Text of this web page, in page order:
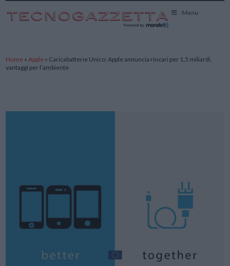
Menu
Home »Apple » Caricabatterie Unico: Apple annuncia rincari per 1,5 miliardi,
vantaggi per l’ambiente